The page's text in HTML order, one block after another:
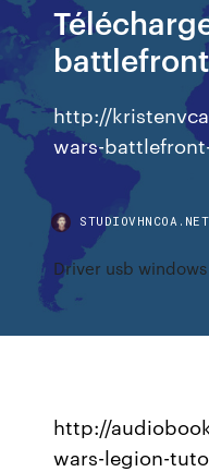
http://
wars-
Driver usb
http://
wars-legion-